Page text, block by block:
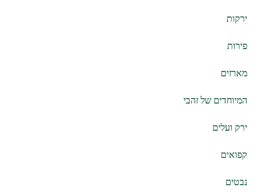
ירקות
פירות
מארזים
המיוחדים של זהבי
ירק ועלים
קפואים
נבטים